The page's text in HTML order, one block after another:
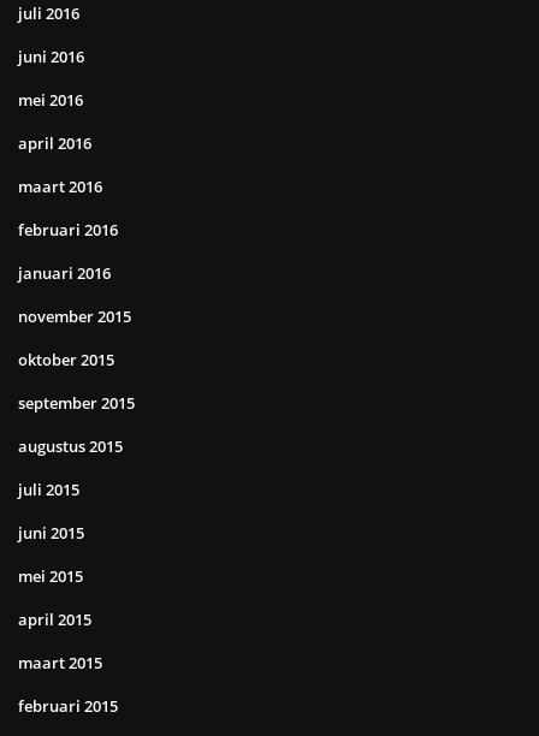
juli 2016
juni 2016
mei 2016
april 2016
maart 2016
februari 2016
januari 2016
november 2015
oktober 2015
september 2015
augustus 2015
juli 2015
juni 2015
mei 2015
april 2015
maart 2015
februari 2015